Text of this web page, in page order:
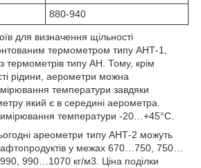
880-940
для визначення щільності
термометром типу АНТ-1,
термометрів типу АН. Тому, крім
рідини, аерометри можна
температури завдяки
який є в середині аерометра.
температури -20…+45°С.
ареометри типу АНТ-2 можуть
у межах 670…750, 750…
990…1070 кг/м3. Ціна поділки